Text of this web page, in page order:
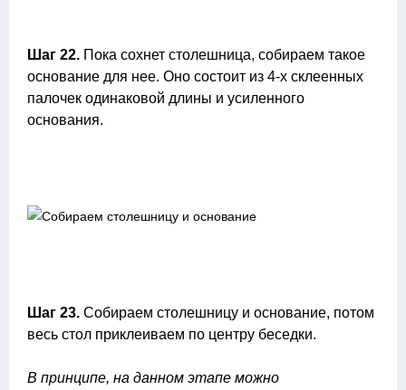
Шаг 22. Пока сохнет столешница, собираем такое
основание для нее. Оно состоит из 4-х склеенных
палочек одинаковой длины и усиленного
основания.
Шаг 23. Собираем столешницу и основание, потом
весь стол приклеиваем по центру беседки.
В принципе, на данном этапе можно